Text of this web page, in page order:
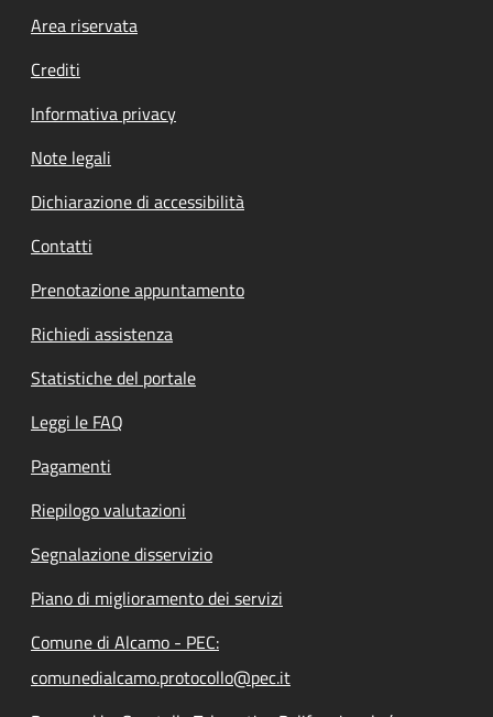
Footer menu
Area riservata
Crediti
Informativa privacy
Note legali
Dichiarazione di accessibilità
Contatti
Prenotazione appuntamento
Richiedi assistenza
Statistiche del portale
Leggi le FAQ
Pagamenti
Riepilogo valutazioni
Segnalazione disservizio
Piano di miglioramento dei servizi
Comune di Alcamo - PEC:
comunedialcamo.protocollo@pec.it